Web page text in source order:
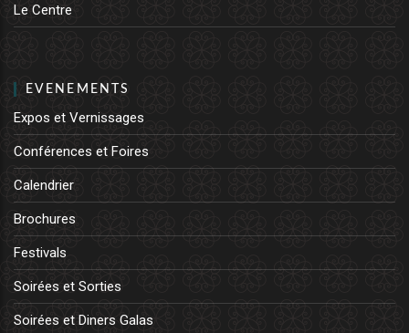
Le Centre
EVENEMENTS
Expos et Vernissages
Conférences et Foires
Calendrier
Brochures
Festivals
Soirées et Sorties
Soirées et Diners Galas